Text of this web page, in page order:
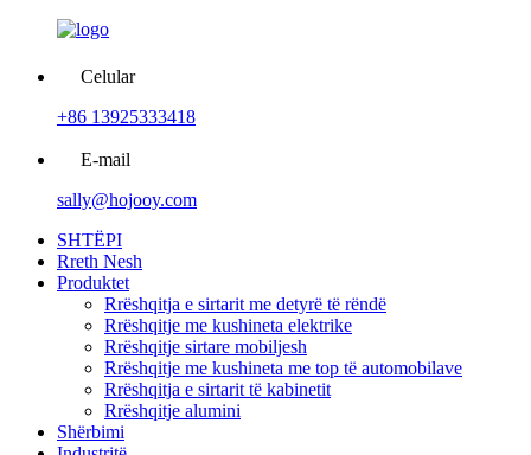
Celular
+86 13925333418
E-mail
sally@hojooy.com
SHTËPI
Rreth Nesh
Produktet
Rrëshqitja e sirtarit me detyrë të rëndë
Rrëshqitje me kushineta elektrike
Rrëshqitje sirtare mobiljesh
Rrëshqitje me kushineta me top të automobilave
Rrëshqitja e sirtarit të kabinetit
Rrëshqitje alumini
Shërbimi